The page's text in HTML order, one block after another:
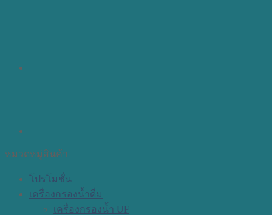
หมวดหมู่สินค้า
โปรโมชั่น
เครื่องกรองน้ำดื่ม
เครื่องกรองน้ำ UF